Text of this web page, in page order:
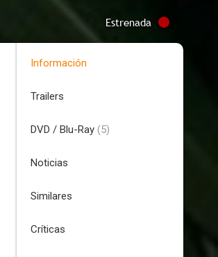
Estrenada
Información
Trailers
DVD / Blu-Ray (5)
Noticias
Similares
Críticas